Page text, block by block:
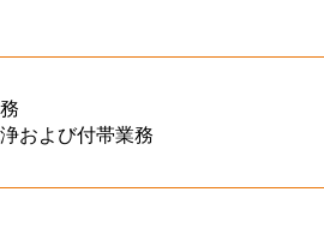
および付帯業務